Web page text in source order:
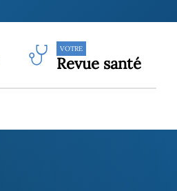
VOTRE
Revue santé